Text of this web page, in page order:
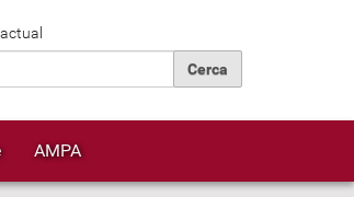
AMPA